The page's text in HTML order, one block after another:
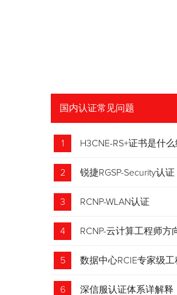
国内认证常见问题
1 H3CNE-RS+证书是什
2 锐捷RGSP-Security认证
3 RCNP-WLAN认证
4 RCNP-云计算工程师方
5 数据中心RCIE专家级工
6 深信服认证体系详解释